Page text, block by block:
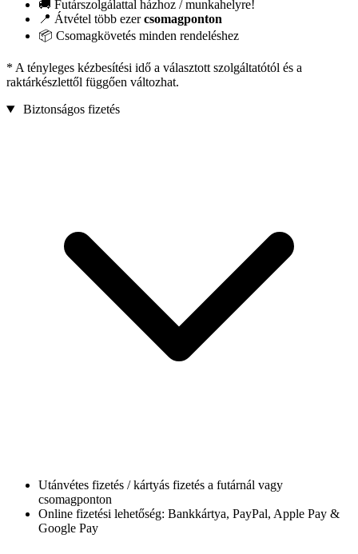
🚚 Futárszolgálattal házhoz / munkahelyre!
📍 Átvétel több ezercsomagponton
📦 Csomagkövetés minden rendeléshez
* A tényleges kézbesítési idő a választott szolgáltatótól és a
raktárkészlettől függően változhat.
Biztonságos fizetés
Utánvétes fizetés / kártyás fizetés a futárnál vagy
csomagponton
Online fizetési lehetőség: Bankkártya, PayPal, Apple Pay &
Google Pay